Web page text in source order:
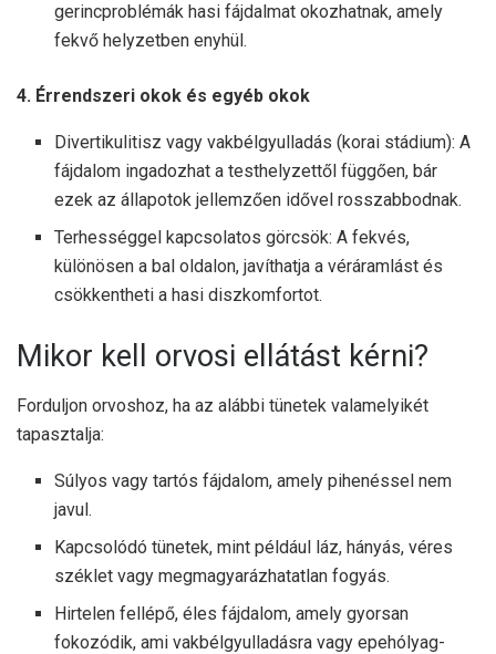
gerincproblémák hasi fájdalmat okozhatnak, amely
fekvő helyzetben enyhül.
4. Érrendszeri okok és egyéb okok
Divertikulitisz vagy vakbélgyulladás (korai stádium): A
fájdalom ingadozhat a testhelyzettől függően, bár
ezek az állapotok jellemzően idővel rosszabbodnak.
Terhességgel kapcsolatos görcsök: A fekvés,
különösen a bal oldalon, javíthatja a véráramlást és
csökkentheti a hasi diszkomfortot.
Mikor kell orvosi ellátást kérni?
Forduljon orvoshoz, ha az alábbi tünetek valamelyikét
tapasztalja:
Súlyos vagy tartós fájdalom, amely pihenéssel nem
javul.
Kapcsolódó tünetek, mint például láz, hányás, véres
széklet vagy megmagyarázhatatlan fogyás.
Hirtelen fellépő, éles fájdalom, amely gyorsan
fokozódik, ami vakbélgyulladásra vagy epehólyag-